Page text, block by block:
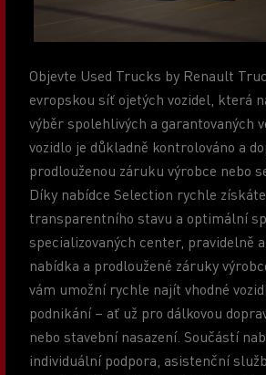
Objevte Used Trucks by Renault
evropskou síť ojetých vozidel, která
výběr spolehlivých a garantovaných
vozidlo je důkladně kontrolováno a
prodlouženou záruku výrobce nebo
Díky nabídce Selection rychle
transparentního stavu a optimální
specializovaných center, pravidelně
nabídka a prodloužené záruky
vám umožní rychle najít vhodné
podnikání – ať už pro dálkovou
nebo stavební nasazení. Součástí
individuální podpora, asistenční